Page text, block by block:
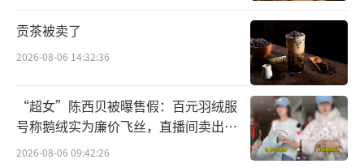
回溯历史，2020年中信证券以134.60亿元
的总价完成对广州证券的并购。作为交易对
方，越秀资本获得中信证券发行的8.10亿股A股
股份，占当时总股本的6.26%，并由此成为中
信证券第二大股东。
贡茶被卖了
2026-08-06 14:32:36
“超女”陈西贝被曝售假：百元羽绒服
号称鹅绒实为廉价飞丝，直播间卖出超
百万元
2026-08-06 09:42:26